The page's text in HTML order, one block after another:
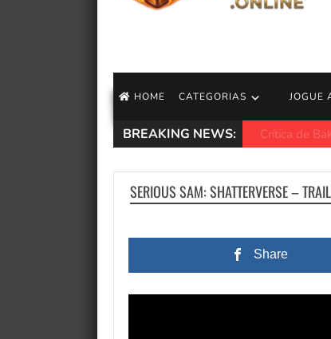
HOME CATEGORIAS JOGUE
BREAKING NEWS: Terminator
SERIOUS SAM: SHATTERVERSE –
Share